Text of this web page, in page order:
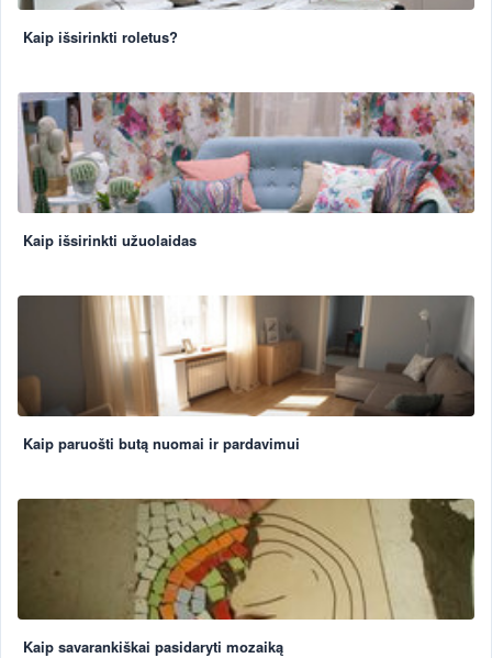
Kaip išsirinkti roletus?
Kaip išsirinkti užuolaidas
Kaip paruošti butą nuomai ir pardavimui
Kaip savarankiškai pasidaryti mozaiką